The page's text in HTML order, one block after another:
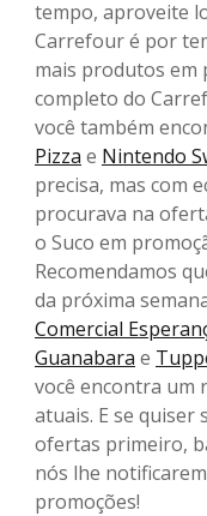
tempo, aproveite
Carrefour é por
mais produtos em
completo do
você também
Pizza e Nintendo
precisa, mas com
procurava na
o Suco em
Recomendamos
da próxima
Comercial
Guanabara e
você encontra um
atuais. E se quiser
ofertas primeiro,
nós lhe
promoções!